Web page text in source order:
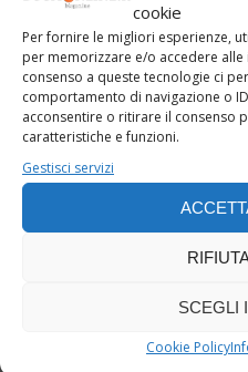
cookie
Per fornire le migliori esperienze,
per memorizzare e/o accedere
consenso a queste tecnologie ci
comportamento di navigazione o
acconsentire o ritirare il consenso
caratteristiche e funzioni.
Gestisci servizi
SCEGLI
Cookie Policy